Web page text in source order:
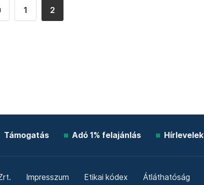
1 2
Támogatás Adó 1% felajánlás Hírlevelek
Impresszum Etikai kódex Átláthatóság